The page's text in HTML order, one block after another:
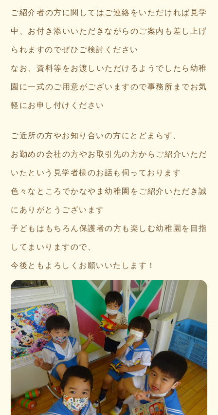
ご紹介者の方に関してはご連絡をいただければ見学
中、お付き添いいただきながらのご案内も差し上げ
られますのでぜひご検討ください
なお、資料等をお渡しいただけるようでしたら幼稚
園に一式のご用意がございますので事務所までお気
軽にお申し付けください
ご近所の方やお知り合いの方にとどまらず、
お勤めの会社の方やお取引先の方からご紹介いただ
いたという見学者様のお話も伺っております
色々なところでかなやま幼稚園をご紹介いただき誠
にありがとうございます
子どもはもちろん保護者の方も楽しむ幼稚園を目指
してまいりますので、
今後ともよろしくお願いいたします！